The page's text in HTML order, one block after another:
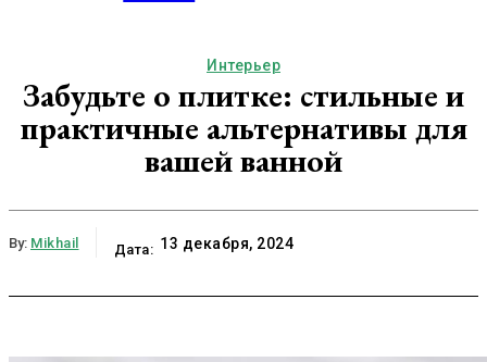
Интерьер
Забудьте о плитке: стильные и
практичные альтернативы для
вашей ванной
By: Mikhail Дата: 13 декабря, 2024